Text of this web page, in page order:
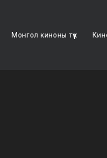
Монгол киноны түүх